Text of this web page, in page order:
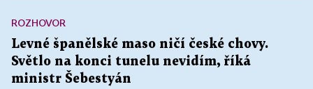
ROZHOVOR
Levné španělské maso ničí české chovy.
Světlo na konci tunelu nevidím, říká
ministr Šebestyán